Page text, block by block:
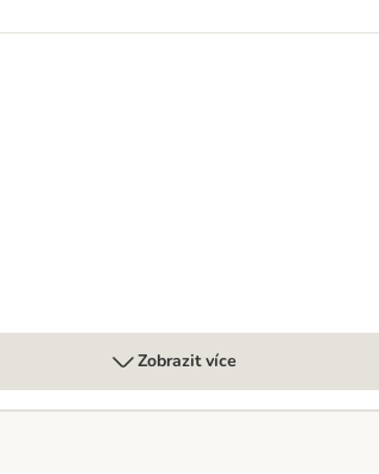
Zobrazit více